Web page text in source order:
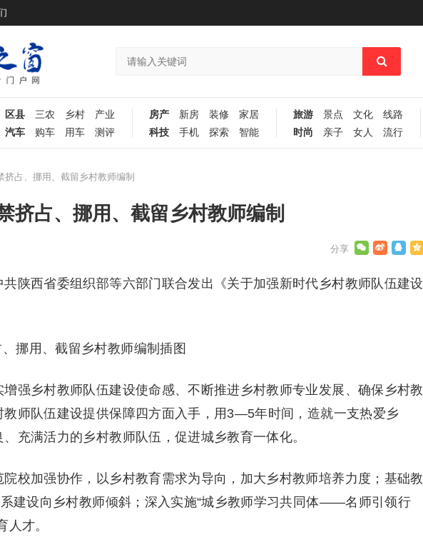
区县 三农 乡村
产业
汽车
购车 用车 测评
房产 新房 装修
家居
科技
手机 探索 智能
旅游 景点 文化
线路
时尚
亲子 女人 流行
挤占、挪用、截留乡村教师编制
挤占、挪用、截留乡村教师编制
共陕西省委组织部等六部门联合发出《关于加强新时代乡村教师队伍建设
强乡村教师队伍建设使命感、不断推进乡村教师专业发展、确保乡村教
教师队伍建设提供保障四方面入手，用3—5年时间，造就一支热爱乡
充满活力的乡村教师队伍，促进城乡教育一体化。
校加强协作，以乡村教育需求为导向，加大乡村教师培养力度；基础教
系建设向乡村教师倾斜；深入实施“城乡教师学习共同体——名师引领行
人才。